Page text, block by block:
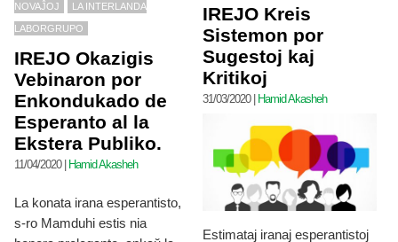
NOVAĴOJ LA INTERLANDA
LABORGRUPO
IREJO Okazigis
Vebinaron por
Enkondukado de
Esperanto al la
Ekstera Publiko.
11/04/2020| Hamid Akasheh
La konata irana esperantisto,
s-ro Mamduhi estis nia
IREJO Kreis
Sistemon por
Sugestoj kaj
Kritikoj
31/03/2020| Hamid Akasheh
Estimataj iranaj esperantistoj